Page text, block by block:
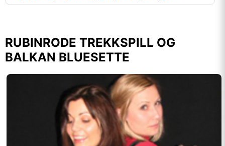
RUBINRODE TREKKSPILL OG
BALKAN BLUESETTE